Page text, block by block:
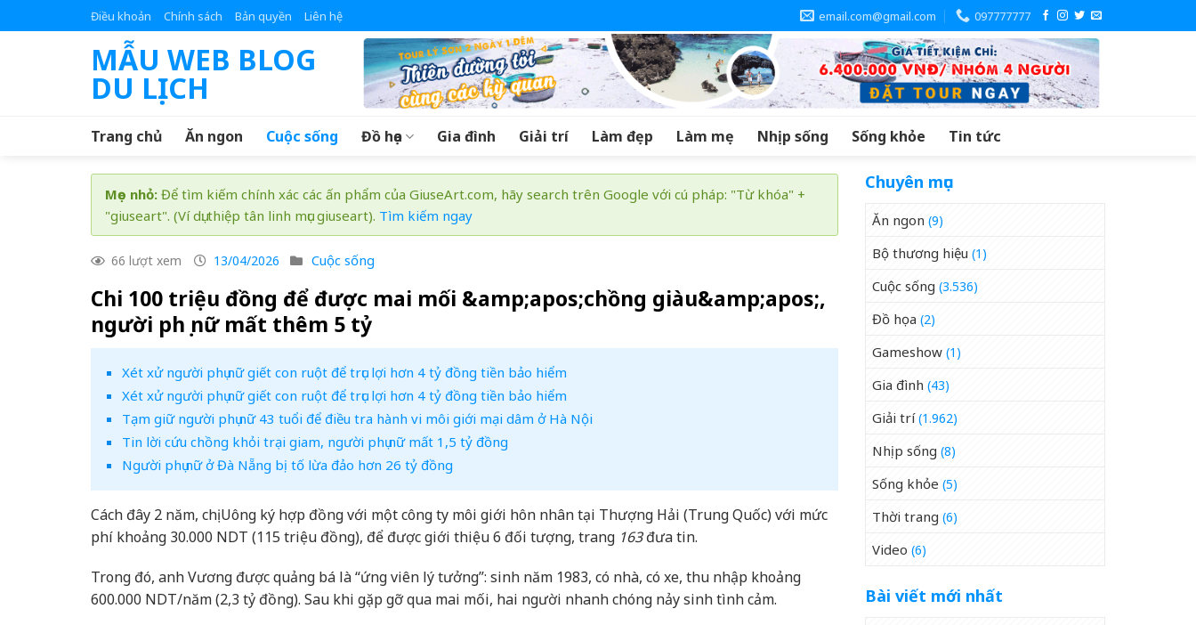
to
Điều khoản Chính sách Bản quyền Liên hệ email.com@gmail.com 097777777
MẪU WEB BLOG
DU LỊCH
Trang chủ Ăn ngon Cuộc sống Đồ họa Gia đình Giải trí Làm đẹp Làm mẹ Nhịp sống Sống khỏe Tin tức
Mẹo nhỏ: Để tìm kiếm chính xác các ấn phẩm của GiuseArt.com, hãy search trên Google với cú pháp: "Từ khóa" +
"giuseart". (Ví dụ: thiệp tân linh mục giuseart). Tìm kiếm ngay
66 lượt xem 13/04/2026 Cuộc sống
Chi 100 triệu đồng để được mai mối &amp;apos;chồng giàu&amp;apos;,
người phụ nữ mất thêm 5 tỷ
Xét xử người phụ nữ giết con ruột để trục lợi hơn 4 tỷ đồng tiền bảo hiểm
Xét xử người phụ nữ giết con ruột để trục lợi hơn 4 tỷ đồng tiền bảo hiểm
Tạm giữ người phụ nữ 43 tuổi để điều tra hành vi môi giới mại dâm ở Hà Nội
Tin lời cứu chồng khỏi trại giam, người phụ nữ mất 1,5 tỷ đồng
Người phụ nữ ở Đà Nẵng bị tố lừa đảo hơn 26 tỷ đồng
Cách đây 2 năm, chị Uông ký hợp đồng với một công ty môi giới hôn nhân tại Thượng Hải (Trung Quốc) với mức
phí khoảng 30.000 NDT (115 triệu đồng), để được giới thiệu 6 đối tượng, trang 163đưa tin.
Trong đó, anh Vương được quảng bá là “ứng viên lý tưởng”: sinh năm 1983, có nhà, có xe, thu nhập khoảng
600.000 NDT/năm (2,3 tỷ đồng). Sau khi gặp gỡ qua mai mối, hai người nhanh chóng nảy sinh tình cảm.
Chuyên mục
Ăn ngon (9)
Bộ thương hiệu (1)
Cuộc sống (3.536)
Đồ họa (2)
Gameshow (1)
Gia đình (43)
Giải trí(1.962)
Nhịp sống (8)
Sống khỏe (5)
Thời trang (6)
Video (6)
Bài viết mới nhất